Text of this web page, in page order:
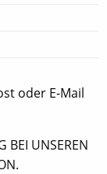
oder E-Mail
BEI UNSEREN